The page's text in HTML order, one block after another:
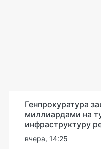
Генпрокуратура
миллиардами на
инфраструктуру
вчера, 14:25